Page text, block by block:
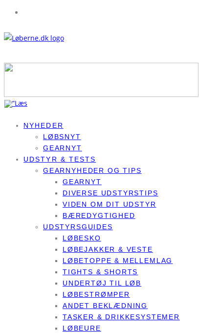
NYHEDER
LØBSNYT
GEARNYT
UDSTYR & TESTS
GEARNYHEDER OG TIPS
GEARNYT
DIVERSE UDSTYRSTIPS
VIDEN OM DIT UDSTYR
BÆREDYGTIGHED
UDSTYRSGUIDES
LØBESKO
LØBEJAKKER & VESTE
LØBETOPPE & MELLEMLAG
TIGHTS & SHORTS
UNDERTØJ TIL LØB
LØBESTRØMPER
ANDET BEKLÆDNING
TASKER & DRIKKESYSTEMER
LØBEURE